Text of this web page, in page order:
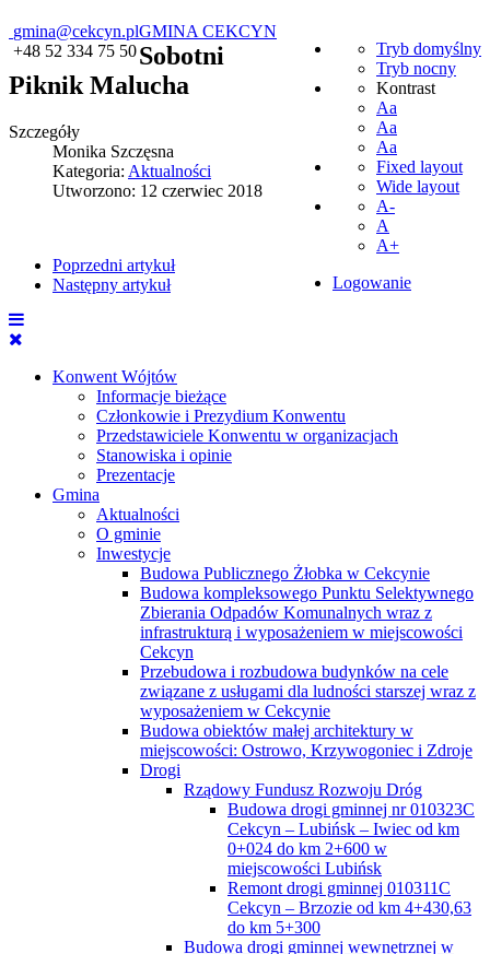
gmina@cekcyn.pl
+48 52 334 75 50
Tryb domyślny
Tryb nocny
Kontrast
Aa
Aa
Aa
Fixed layout
Wide layout
A-
A
A+
Logowanie
GMINA CEKCYN
Konwent Wójtów
Informacje bieżące
Członkowie i Prezydium Konwentu
Przedstawiciele Konwentu w organizacjach
Stanowiska i opinie
Prezentacje
Gmina
Aktualności
O gminie
Inwestycje
Budowa Publicznego Żłobka w Cekcynie
Budowa kompleksowego Punktu Selektywnego
Zbierania Odpadów Komunalnych wraz z
infrastrukturą i wyposażeniem w miejscowości
Cekcyn
Przebudowa i rozbudowa budynków na cele
związane z usługami dla ludności starszej wraz z
wyposażeniem w Cekcynie
Budowa obiektów małej architektury w
miejscowości: Ostrowo, Krzywogoniec i Zdroje
Drogi
Rządowy Fundusz Rozwoju Dróg
Budowa drogi gminnej nr 010323C
Cekcyn – Lubińsk – Iwiec od km
0+024 do km 2+600 w
miejscowości Lubińsk
Remont drogi gminnej 010311C
Cekcyn – Brzozie od km 4+430,63
do km 5+300
Budowa drogi gminnej wewnętrznej w
Sobotni
Piknik Malucha
Szczegóły
Monika Szczęsna
Kategoria: Aktualności
Utworzono: 12 czerwiec 2018
Poprzedni artykuł
Następny artykuł